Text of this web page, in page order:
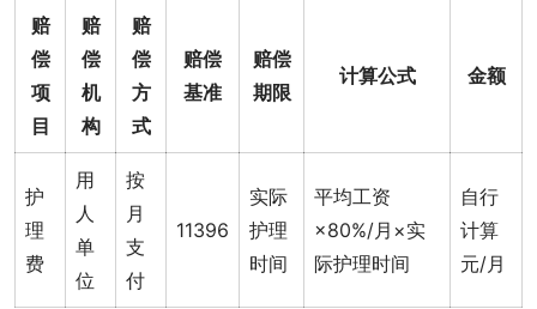
赔
偿
项
目
赔
偿
机
构
赔
偿
方
式
赔偿
基准
赔偿
期限
计算公式 金额
护
理
费
用
人
单
位
按
月
支
付
11396
实际
护理
时间
平均工资
×80%/月×实
际护理时间
自行
计算
元/月